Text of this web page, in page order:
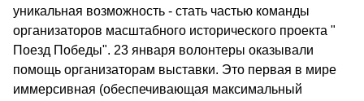
уникальная возможность - стать частью команды
организаторов масштабного исторического проекта "
Поезд Победы". 23 января волонтеры оказывали
помощь организаторам выставки. Это первая в мире
иммерсивная (обеспечивающая максимальный